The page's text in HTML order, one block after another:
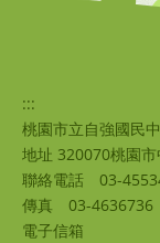
:::
桃園市立自強國民
地址 320070桃園
聯絡電話
03-
傳真
03-4636736
電子信箱